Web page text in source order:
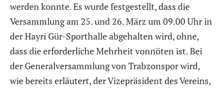
werden konnte. Es wurde festgestellt, dass die
Versammlung am 25. und 26. März um 09.00 Uhr in
der Hayri Gür-Sporthalle abgehalten wird, ohne,
dass die erforderliche Mehrheit vonnöten ist. Bei
der Generalversammlung von Trabzonspor wird,
wie bereits erläutert, der Vizepräsident des Vereins,